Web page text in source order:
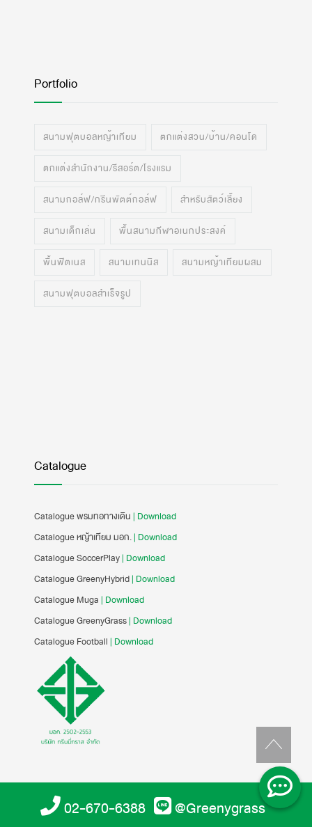
02-670-6388 @Greenygrass
Portfolio
สนามฟุตบอลหญ้าเทียม ตกแต่งสวน/บ้าน/คอนโด
ตกแต่งสำนักงาน/รีสอร์ต/โรงแรม
สนามกอล์ฟ/กรีนพัตต์กอล์ฟ สำหรับสัตว์เลี้ยง
สนามเด็กเล่น พื้นสนามกีฬาอเนกประสงค์
พื้นฟิตเนส สนามเทนนิส สนามหญ้าเทียมผสม
สนามฟุตบอลสำเร็จรูป
Catalogue
Catalogue พรมทอทางเดิน | Download
Catalogue หญ้าเทียม มอก.| Download
Catalogue SoccerPlay| Download
Catalogue GreenyHybrid| Download
Catalogue Muga | Download
Catalogue GreenyGrass| Download
Catalogue Football | Download